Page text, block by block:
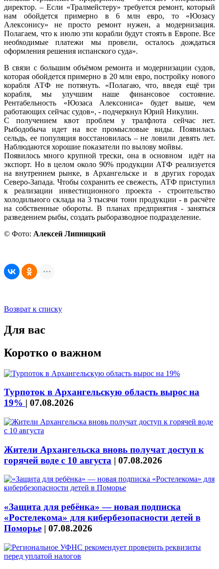
директор. – Если «Тралмейстеру» требуется ремонт, который
нам обойдется примерно в 6 млн евро, то «Юозасу
Алексонису» не просто ремонт нужен, а модернизация.
Полагаем, что к июлю эти корабли будут стоять в Европе. Все
необходимые платежи мы провели, осталось дождаться
оформления решения испанского суда».
В связи с большим объёмом ремонта и модернизации судов,
которая обойдется примерно в 20 млн евро, постройку нового
корабля АТФ не потянуть. «Полагаю, что, введя ещё три
корабля, мы улучшим наше финансовое состояние.
Рентабельность «Юозаса Алексониса» будет выше, чем
работающих сейчас судов», - подчеркнул Юрий Никулин.
С получением квот проблем у тралфлота сейчас нет.
Рыбодобыча идет на все промысловые виды. Появилась
сельдь, ее популяция восстановилась – не ловили девять лет.
Наблюдаются хорошие показатели по вылову мойвы.
Появилось много крупной трески, она в основном идёт на
экспорт. Но в целом около 90% продукции АТФ реализуется
на внутреннем рынке, в Архангельске и в других городах
Северо-Запада. Чтобы сохранить ее свежесть, АТФ приступил
к реализации инвестиционного проекта - строительство
холодильного склада на 3 тысячи тонн продукции - в расчёте
на собственные обороты. В планах предприятия - заняться
разведением рыбы, создать рыборазводное подразделение.
© Фото: Алексей Липницкий
Возврат к списку
Для вас
Коротко о важном
Турпоток в Архангельскую область вырос на
19% | 07.08.2026
Жители Архангельска вновь получат доступ к
горячей воде с 10 августа | 07.08.2026
«Защита для ребёнка» — новая подписка
«Ростелекома» для кибербезопасности детей в
Поморье | 07.08.2026